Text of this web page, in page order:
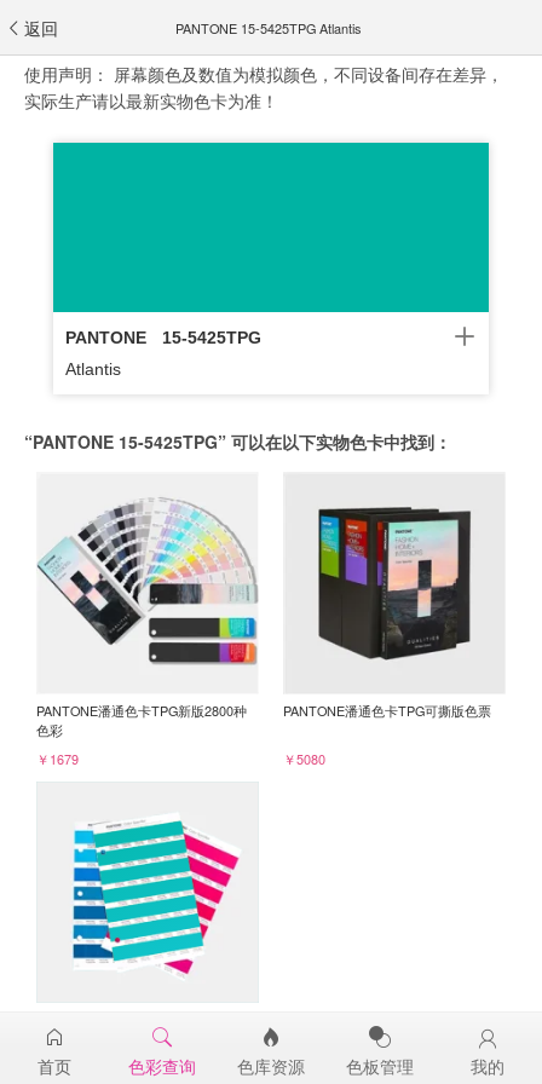
返回 PANTONE 15-5425TPG Atlantis
使用声明： 屏幕颜色及数值为模拟颜色，不同设备间存在差异，
实际生产请以最新实物色卡为准！
PANTONE
15-5425TPG
Atlantis
“PANTONE 15-5425TPG” 可以在以下实物色卡中找到：
PANTONE潘通色卡TPG新版2800种
色彩
￥1679
PANTONE潘通色卡TPG可撕版色票
￥5080
15-5425TPG
￥98
首页 色彩查询 色库资源 色板管理 我的